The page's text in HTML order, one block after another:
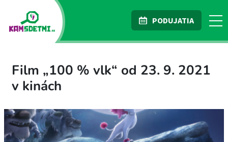
PODUJATIA
Film „100 % vlk“ od 23. 9. 2021
v kinách